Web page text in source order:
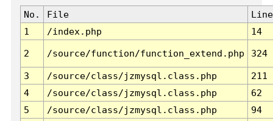
No. File
Line
1
/index.php 14
2 /source/function/function_extend.php 324
3 /source/class/jzmysql.class.php
211
4
/source/class/jzmysql.class.php
62
5
/source/class/jzmysql.class.php
94